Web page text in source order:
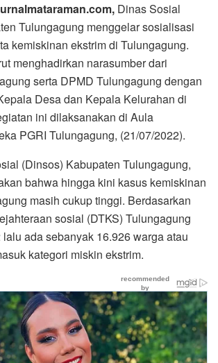
Dinas Sosial
Tulungagung menggelar sosialisasi
kemiskinan ekstrim di Tulungagung.
menghadirkan narasumber dari
serta DPMD Tulungagung dengan
Desa dan Kepala Kelurahan di
ini dilaksanakan di Aula
PGRI Tulungagung, (21/07/2022).
(Dinsos) Kabupaten Tulungagung,
bahwa hingga kini kasus kemiskinan
masih cukup tinggi. Berdasarkan
sosial (DTKS) Tulungagung
ada sebanyak 16.926 warga atau
kategori miskin ekstrim.